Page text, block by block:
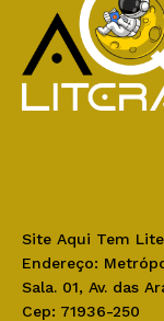
Site Aqui Tem
Endereço:
Sala. 01, Av. das
Cep: 71936-250